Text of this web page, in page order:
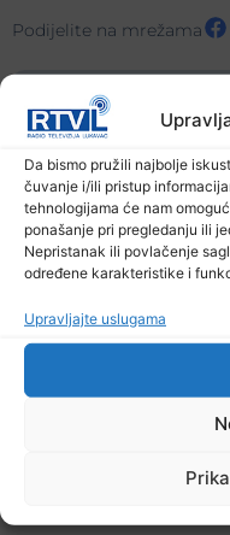
Da bismo pružili najbolje
čuvanje i/ili pristup
tehnologijama će nam
ponašanje pri pregledanju ili
Nepristanak ili povlačenje
određene karakteristike i
Upravljajte uslugama
Podijelite na mrežama